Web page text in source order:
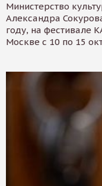
Министерство
Александра
году, на фестивале
Москве с 10 по 15